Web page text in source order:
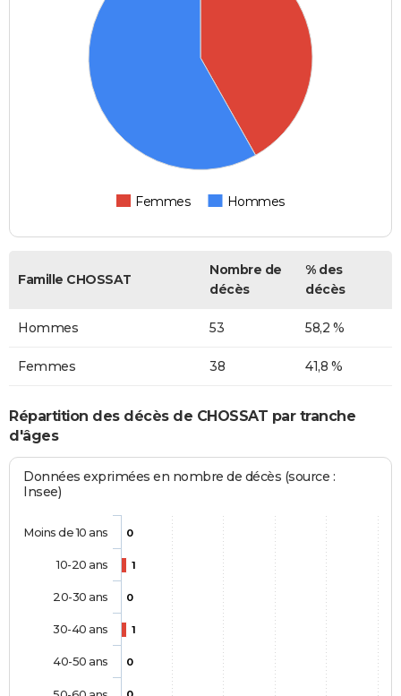
Femmes Hommes
Famille CHOSSAT
Nombre de
décès
% des
décès
Hommes 53 58,2 %
Femmes 38 41,8 %
Répartition des décès de CHOSSAT par tranche
d'âges
Données exprimées en nombre de décès (source :
Insee)
0
1
0
1
0
Moins de 10 ans
10-20 ans
20-30 ans
30-40 ans
40-50 ans